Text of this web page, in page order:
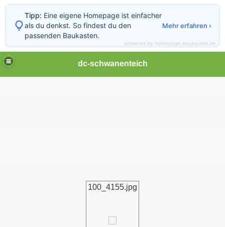
dc-schwanenteich
100_4155.jpg
Tipp: Eine eigene Homepage ist einfacher
als du denkst. So findest du den
passenden Baukasten.
Mehr erfahren ›
powered by homepage-baukasten.de